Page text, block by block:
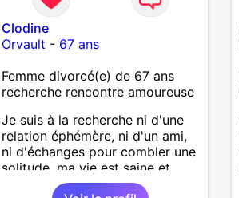
Clodine
Orvault - 67 ans
Femme divorcé(e) de 67 ans
recherche rencontre amoureuse
Je suis à la recherche ni d'une
relation éphémère, ni d'un ami,
ni d'échanges pour combler une
solitude, ma vie est saine et
équilibrée avec un travail, des